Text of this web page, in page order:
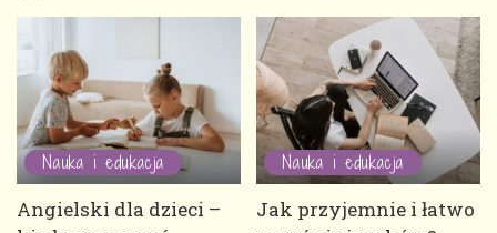
Nauka i edukacja
Angielski dla dzieci –
Nauka i edukacja
Jak przyjemnie i łatwo